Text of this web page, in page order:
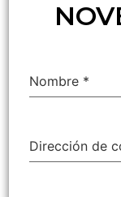
Nombre *
Dirección de